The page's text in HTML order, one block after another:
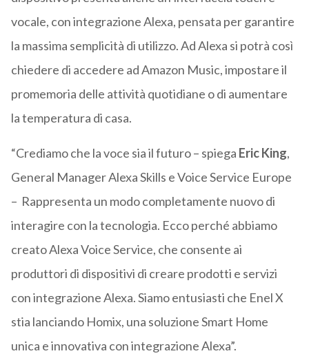
vocale, con integrazione Alexa, pensata per garantire
la massima semplicità di utilizzo. Ad Alexa si potrà così
chiedere di accedere ad Amazon Music, impostare il
promemoria delle attività quotidiane o di aumentare
la temperatura di casa.
“Crediamo che la voce sia il futuro – spiega Eric King,
General Manager Alexa Skills e Voice Service Europe
– Rappresenta un modo completamente nuovo di
interagire con la tecnologia. Ecco perché abbiamo
creato Alexa Voice Service, che consente ai
produttori di dispositivi di creare prodotti e servizi
con integrazione Alexa. Siamo entusiasti che Enel X
stia lanciando Homix, una soluzione Smart Home
unica e innovativa con integrazione Alexa”.